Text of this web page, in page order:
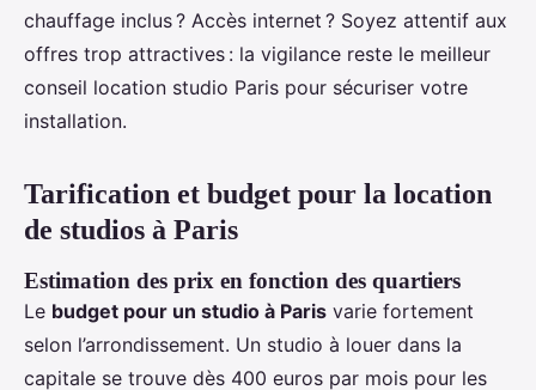
chauffage inclus ? Accès internet ? Soyez attentif aux
offres trop attractives : la vigilance reste le meilleur
conseil location studio Paris pour sécuriser votre
installation.
Tarification et budget pour la location
de studios à Paris
Estimation des prix en fonction des quartiers
Le budget pour un studio à Paris varie fortement
selon l’arrondissement. Un studio à louer dans la
capitale se trouve dès 400 euros par mois pour les